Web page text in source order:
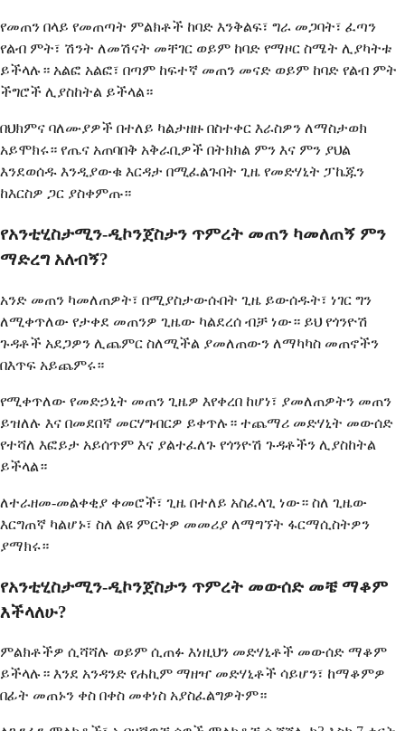
የመጠን በላይ የመጠጣት ምልክቶች ከባድ እንቅልፍ፣ ግራ መጋባት፣ ፈጣን
የልብ ምት፣ ሽንት ለመሽናት መቸገር ወይም ከባድ የማዞር ስሜት ሊያካትቱ
ይችላሉ። አልፎ አልፎ፣ በጣም ከፍተኛ መጠን መናድ ወይም ከባድ የልብ ምት
ችግሮች ሊያስከትል ይችላል።
በህክምና ባለሙያዎች በተለይ ካልታዘዙ በስተቀር እራስዎን ለማስታወክ
አይሞክሩ። የጤና አጠባበቅ አቅራቢዎች በትክክል ምን እና ምን ያህል
እንደወሰዱ እንዲያውቁ እርዳታ በሚፈልጉበት ጊዜ የመድሃኒት ፓኬጁን
ከእርስዎ ጋር ያስቀምጡ።
የአንቲሂስታሚን-ዲኮንጀስታን ጥምረት መጠን ካመለጠኝ ምን
ማድረግ አለብኝ?
አንድ መጠን ካመለጠዎት፣ በሚያስታውሱበት ጊዜ ይውሰዱት፣ ነገር ግን
ለሚቀጥለው የታቀደ መጠንዎ ጊዜው ካልደረሰ ብቻ ነው። ይህ የጎንዮሽ
ጉዳቶች አደጋዎን ሊጨምር ስለሚችል ያመለጠውን ለማካካስ መጠኖችን
በእጥፍ አይጨምሩ።
የሚቀጥለው የመድኃኒት መጠን ጊዜዎ እየቀረበ ከሆነ፣ ያመለጠዎትን መጠን
ይዝለሉ እና በመደበኛ መርሃግብርዎ ይቀጥሉ። ተጨማሪ መድሃኒት መውሰድ
የተሻለ እፎይታ አይሰጥም እና ያልተፈለጉ የጎንዮሽ ጉዳቶችን ሊያስከትል
ይችላል።
ለተራዘመ-መልቀቂያ ቀመሮች፣ ጊዜ በተለይ አስፈላጊ ነው። ስለ ጊዜው
እርግጠኛ ካልሆኑ፣ ስለ ልዩ ምርትዎ መመሪያ ለማግኘት ፋርማሲስትዎን
ያማክሩ።
የአንቲሂስታሚን-ዲኮንጀስታን ጥምረት መውሰድ መቼ ማቆም
እችላለሁ?
ምልክቶችዎ ሲሻሻሉ ወይም ሲጠፉ እነዚህን መድሃኒቶች መውሰድ ማቆም
ይችላሉ። እንደ አንዳንድ የሐኪም ማዘዣ መድሃኒቶች ሳይሆን፣ ከማቆምዎ
በፊት መጠኑን ቀስ በቀስ መቀነስ አያስፈልግዎትም።